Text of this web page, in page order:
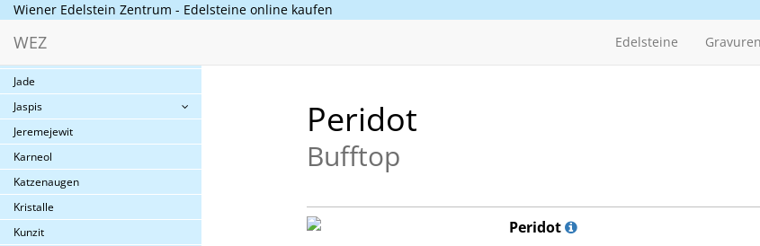
Wiener Edelstein Zentrum - Edelsteine online kaufen
WEZ Edelsteine Gravuren
Hämatit (Blutstein)
Jade
Jaspis
Jeremejewit
Karneol
Katzenaugen
Kristalle
Kunzit
Peridot
Bufftop
Peridot